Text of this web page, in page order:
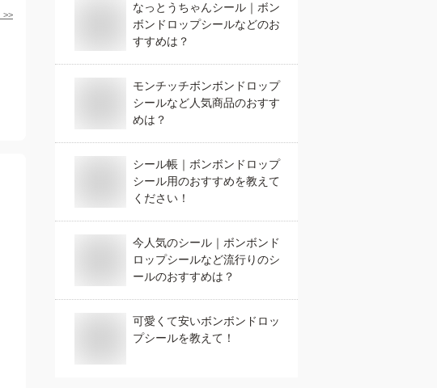
>>
なっとうちゃんシール｜ボン
ボンドロップシールなどのお
すすめは？
モンチッチボンボンドロップ
シールなど人気商品のおすす
めは？
シール帳｜ボンボンドロップ
シール用のおすすめを教えて
ください！
今人気のシール｜ボンボンド
ロップシールなど流行りのシ
ールのおすすめは？
可愛くて安いボンボンドロッ
プシールを教えて！